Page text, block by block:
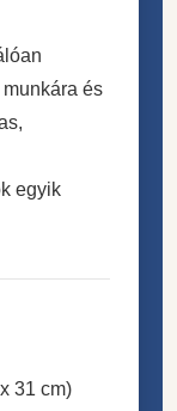
és
egyik
31 cm)